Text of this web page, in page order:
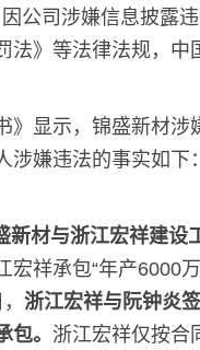
公司涉嫌信息披露
法》等法律法规，中
显示，锦盛新材涉
嫌违法的事实如下：
新材与浙江宏祥建设
宏祥承包“年产6000
浙江宏祥与阮钟炎
。 浙江宏祥仅按合